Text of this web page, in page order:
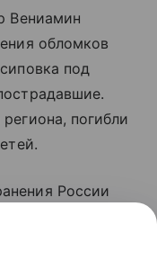
Вениамин
обломков
под
погибли
России